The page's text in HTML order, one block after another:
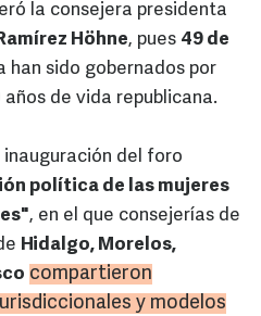
la consejera presidenta
Höhne, pues 49 de
han sido gobernados por
de vida republicana.
del foro
política de las mujeres
, en el que consejerías de
Hidalgo, Morelos,
compartieron
y modelos